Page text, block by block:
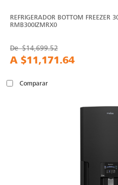
REFRIGERADOR BOTTOM FREEZER
RMB300IZMRX0
De$14,699.52
A $11,171.64
Comparar